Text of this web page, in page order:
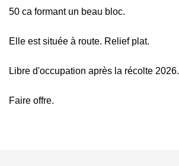
50 ca formant un beau bloc.
Elle est située à route. Relief plat.
Libre d'occupation après la récolte 2026.
Faire offre.